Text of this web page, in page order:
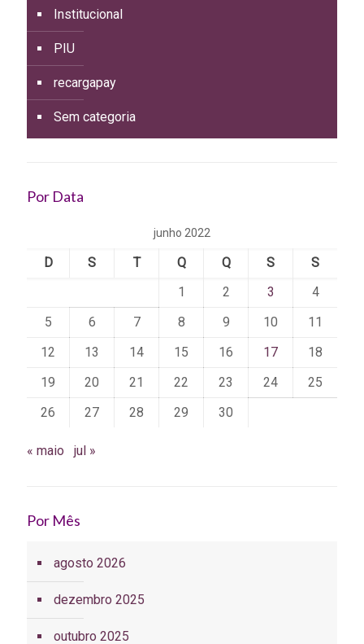
Institucional
PIU
recargapay
Sem categoria
Por Data
junho 2022
D S T Q Q S
S
1
2 3
4
5
6 7 8 9 10
11
12
13 14 15 16 17
18
19
20 21 22 23 24
25
26
27 28 29 30
« maio jul »
Por Mês
agosto 2026
dezembro 2025
outubro 2025